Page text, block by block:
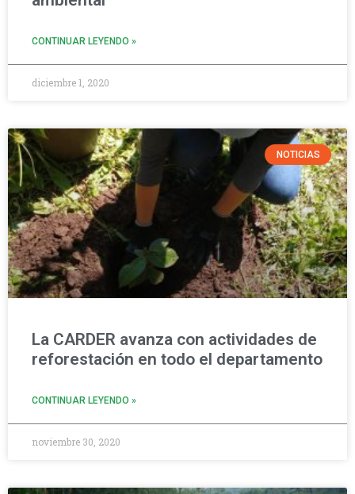
CONTINUAR LEYENDO »
diciembre 1, 2020
NOTICIAS
La CARDER avanza con actividades de
reforestación en todo el departamento
CONTINUAR LEYENDO »
noviembre 30, 2020